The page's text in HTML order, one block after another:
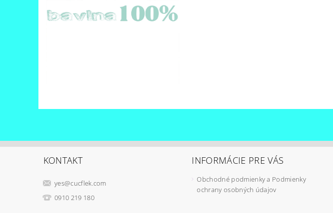
KONTAKT
yes@cucflek.com
0910 219 180
INFORMÁCIE PRE VÁS
Obchodné podmienky a Podmienky
ochrany osobných údajov